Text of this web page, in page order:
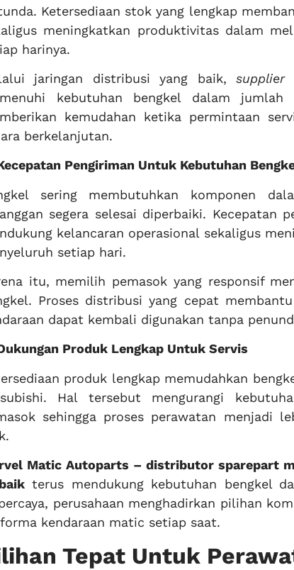
Ketersediaan stok yang lengkap
meningkatkan produktivitas dalam
harinya.
jaringan distribusi yang baik, supplier
kebutuhan bengkel dalam
kemudahan ketika permintaan
berkelanjutan.
Pengiriman Untuk Kebutuhan
sering membutuhkan komponen
segera selesai diperbaiki. Kecepatan
kelancaran operasional sekaligus
setiap hari.
itu, memilih pemasok yang responsif
Proses distribusi yang cepat
dapat kembali digunakan tanpa
Produk Lengkap Untuk Servis
produk lengkap memudahkan
Hal tersebut mengurangi
sehingga proses perawatan menjadi
Matic Autoparts – distributor sparepart
terus mendukung kebutuhan bengkel
perusahaan menghadirkan pilihan
kendaraan matic setiap saat.
Tepat Untuk